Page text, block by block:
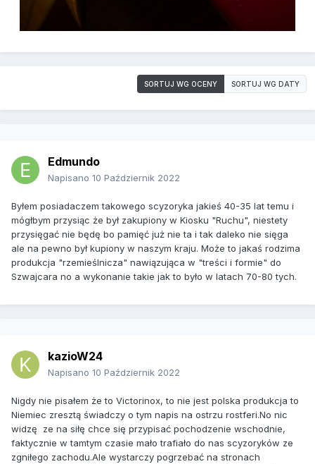
SORTUJ WG OCENY SORTUJ WG DATY
Edmundo
Napisano 10 Październik 2022
Byłem posiadaczem takowego scyzoryka jakieś 40-35 lat temu i
mógłbym przysiąc że był zakupiony w Kiosku "Ruchu", niestety
przysięgać nie będę bo pamięć już nie ta i tak daleko nie sięga
ale na pewno był kupiony w naszym kraju. Może to jakaś rodzima
produkcja "rzemieślnicza" nawiązująca w "treści i formie" do
Szwajcara no a wykonanie takie jak to było w latach 70-80 tych.
kazioW24
Napisano 10 Październik 2022
Nigdy nie pisałem że to Victorinox, to nie jest polska produkcja to
Niemiec zresztą świadczy o tym napis na ostrzu rostferi.No nic
widzę ze na siłę chce się przypisać pochodzenie wschodnie,
faktycznie w tamtym czasie mało trafiało do nas scyzoryków ze
zgniłego zachodu.Ale wystarczy pogrzebać na stronach